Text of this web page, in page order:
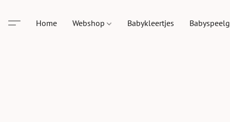
Home Webshop Babykleertjes